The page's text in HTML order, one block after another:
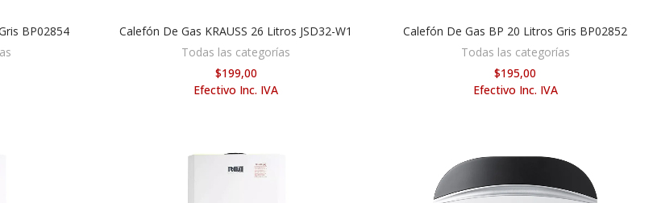
BP02854
AÑADIR AL CARRITO
Calefón De Gas KRAUSS 26 Litros JSD32-W1
Todas las categorías
$199,00
Efectivo Inc. IVA
AÑADIR AL CARRITO
Calefón De Gas BP 20 Litros Gris BP02852
Todas las categorías
$195,00
Efectivo Inc. IVA